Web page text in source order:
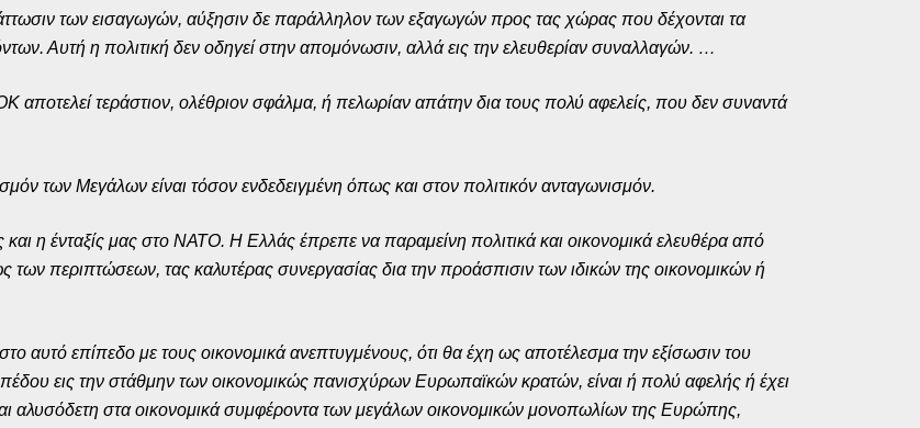
των εισαγωγών, αύξησιν δε παράλληλον των εξαγωγών προς τας χώρας που δέχονται τα
Αυτή η πολιτική δεν οδηγεί στην απομόνωσιν, αλλά εις την ελευθερίαν συναλλαγών. …
αποτελεί τεράστιον, ολέθριον σφάλμα, ή πελωρίαν απάτην δια τους πολύ αφελείς, που δεν συναντά
των Μεγάλων είναι τόσον ενδεδειγμένη όπως και στον πολιτικόν ανταγωνισμόν.
η ένταξίς μας στο ΝΑΤΟ. Η Ελλάς έπρεπε να παραμείνη πολιτικά και οικονομικά ελευθέρα από
των περιπτώσεων, τας καλυτέρας συνεργασίας δια την προάσπισιν των ιδικών της οικονομικών ή
αυτό επίπεδο με τους οικονομικά ανεπτυγμένους, ότι θα έχη ως αποτέλεσμα την εξίσωσιν του
εις την στάθμην των οικονομικώς πανισχύρων Ευρωπαϊκών κρατών, είναι ή πολύ αφελής ή έχει
αλυσόδετη στα οικονομικά συμφέροντα των μεγάλων οικονομικών μονοπωλίων της Ευρώπης,